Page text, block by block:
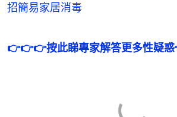
招簡易家居消毒
👉👉👉按此睇專家解答更多性疑